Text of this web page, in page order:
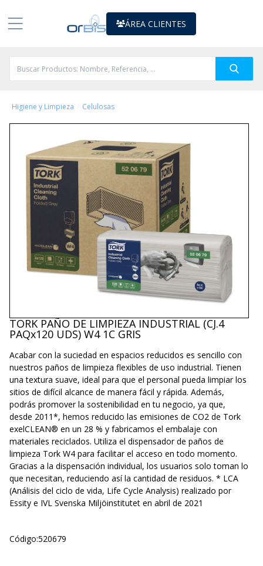
ÁREA CLIENTES
Higiene y Limpieza Celulosas
TORK PAÑO DE LIMPIEZA INDUSTRIAL (CJ.4
PAQx120 UDS) W4 1C GRIS
Acabar con la suciedad en espacios reducidos es sencillo con
nuestros paños de limpieza flexibles de uso industrial. Tienen
una textura suave, ideal para que el personal pueda limpiar los
sitios de difícil alcance de manera fácil y rápida. Además,
podrás promover la sostenibilidad en tu negocio, ya que,
desde 2011*, hemos reducido las emisiones de CO2 de Tork
exelCLEAN® en un 28 % y fabricamos el embalaje con
materiales reciclados. Utiliza el dispensador de paños de
limpieza Tork W4 para facilitar el acceso en todo momento.
Gracias a la dispensación individual, los usuarios solo toman lo
que necesitan, reduciendo así la cantidad de residuos. * LCA
(Análisis del ciclo de vida, Life Cycle Analysis) realizado por
Essity e IVL Svenska Miljöinstitutet en abril de 2021
Código:520679